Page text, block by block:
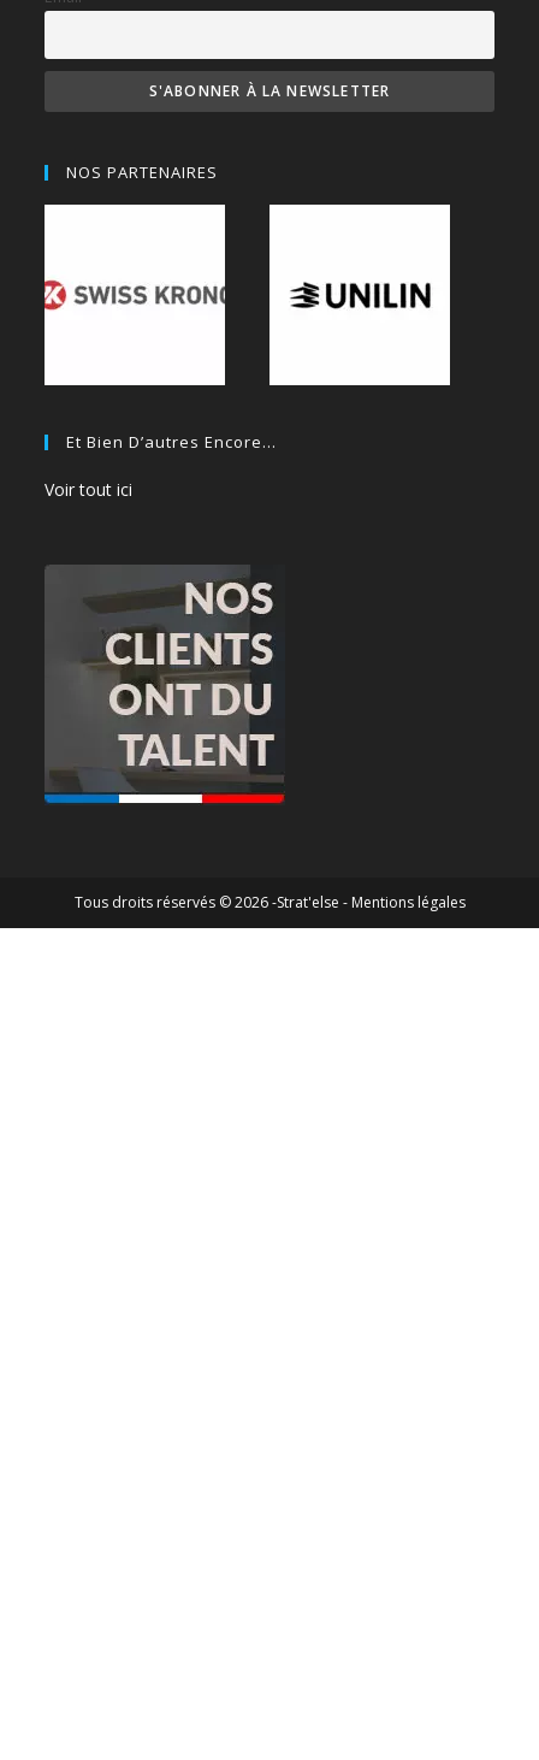
NOS PARTENAIRES
Et Bien D’autres Encore…
Voir tout ici
Tous droits réservés © 2026 -Strat'else - Mentions légales